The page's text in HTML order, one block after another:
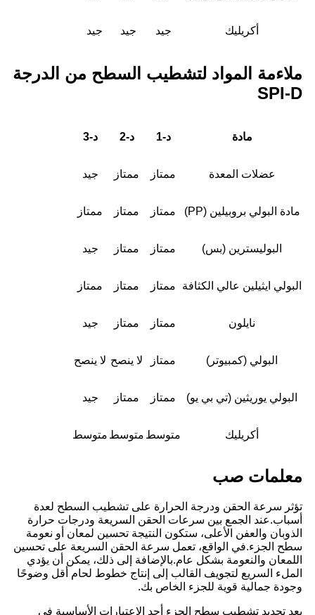
أكريليك جيد جيد جيد
ملاءمة المواد لتشطيب السطح من الدرجة
SPI-D
مادة د-1 د-2 د-3
عضلات المعدة ممتاز ممتاز جيد
مادة البولي بروبيلين (PP) ممتاز ممتاز ممتاز
البوليسترين (بس) ممتاز ممتاز جيد
البولي ايثيلين عالي الكثافة ممتاز ممتاز ممتاز
نايلون ممتاز ممتاز جيد
البولي (كمبيوتر) ممتاز لا ينصح لا ينصح
البولي يوريثين (تي بي يو) ممتاز ممتاز جيد
أكريليك متوسط متوسط متوسط
معلمات صب
تؤثر سرعة الحقن ودرجة الحرارة على تشطيب السطح لعدة
أسباب.عند الجمع بين سرعات الحقن السريعة ودرجات حرارة
الذوبان والعفن الأعلى، ستكون النتيجة تحسين لمعان أو نعومة
سطح الجزء.في الواقع، تعمل سرعة الحقن السريعة على تحسين
اللمعان والنعومة بشكل عام.بالإضافة إلى ذلك، يمكن أن يؤدي
الملء السريع لتجويف القالب إلى إنتاج خطوط لحام أقل وضوحًا
وجودة جمالية قوية للجزء الخاص بك.
يعد تحديد تشطيب سطح الجزء أحد الاعتبارات الأساسية في